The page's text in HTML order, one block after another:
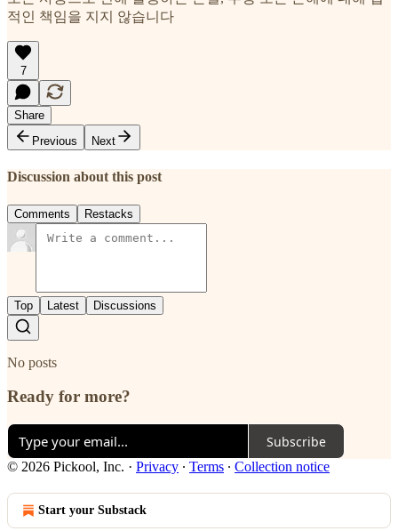
적인 책임을 지지 않습니다
7
Share
Previous
Next
Discussion about this post
Comments Restacks
Top Latest Discussions
No posts
Ready for more?
Subscribe
© 2026 Pickool, Inc. · Privacy ∙ Terms ∙ Collection notice
Start your Substack